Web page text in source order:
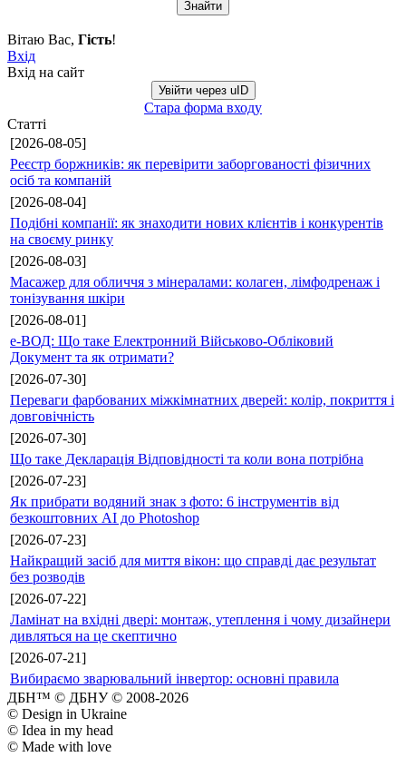
Вітаю Вас, Гість!
Вхід
Вхід на сайт
Увійти через uID
Стара форма входу
Статті
[2026-08-05]
Реєстр боржників: як перевірити заборгованості фізичних
осіб та компаній
[2026-08-04]
Подібні компанії: як знаходити нових клієнтів і конкурентів
на своєму ринку
[2026-08-03]
Масажер для обличчя з мінералами: колаген, лімфодренаж і
тонізування шкіри
[2026-08-01]
е-ВОД: Що таке Електронний Військово-Обліковий
Документ та як отримати?
[2026-07-30]
Переваги фарбованих міжкімнатних дверей: колір, покриття і
довговічність
[2026-07-30]
Що таке Декларація Відповідності та коли вона потрібна
[2026-07-23]
Як прибрати водяний знак з фото: 6 інструментів від
безкоштовних AI до Photoshop
[2026-07-23]
Найкращий засіб для миття вікон: що справді дає результат
без розводів
[2026-07-22]
Ламінат на вхідні двері: монтаж, утеплення і чому дизайнери
дивляться на це скептично
[2026-07-21]
Вибираємо зварювальний інвертор: основні правила
ДБН™ © ДБНУ © 2008-2026
© Design in Ukraine
© Idea in my head
© Made with love